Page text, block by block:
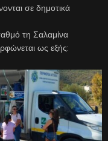
σε δημοτικά
τη Σαλαμίνα
ως εξής: